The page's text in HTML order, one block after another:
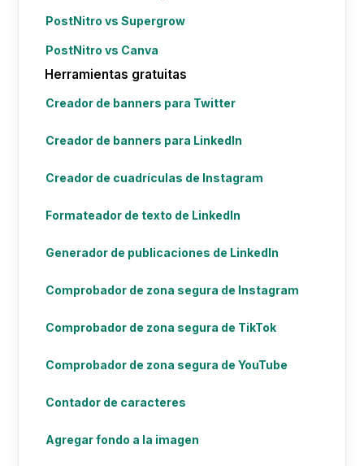
PostNitro vs Supergrow
PostNitro vs Canva
Herramientas gratuitas
Creador de banners para Twitter
Creador de banners para LinkedIn
Creador de cuadrículas de Instagram
Formateador de texto de LinkedIn
Generador de publicaciones de LinkedIn
Comprobador de zona segura de Instagram
Comprobador de zona segura de TikTok
Comprobador de zona segura de YouTube
Contador de caracteres
Agregar fondo a la imagen